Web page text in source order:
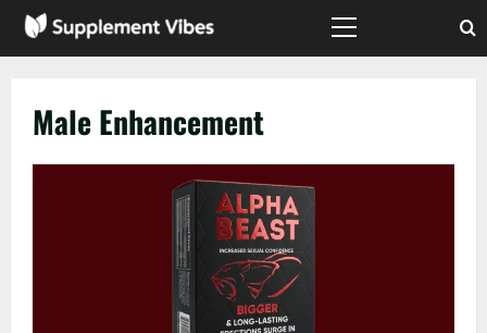
Menù
Male Enhancement